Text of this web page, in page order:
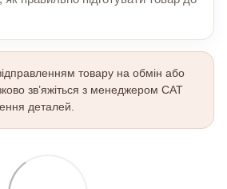
товару на обмін або
зв’яжіться з менеджером CAT
деталей.